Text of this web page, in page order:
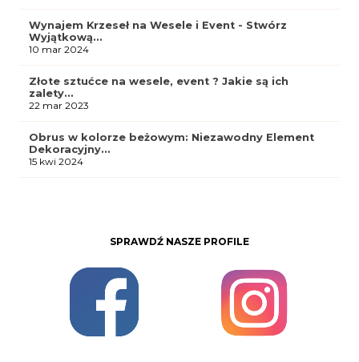
Wynajem Krzeseł na Wesele i Event - Stwórz
Wyjątkową…
10 mar 2024
Złote sztućce na wesele, event ? Jakie są ich
zalety…
22 mar 2023
Obrus w kolorze beżowym: Niezawodny Element
Dekoracyjny…
15 kwi 2024
SPRAWDŹ NASZE PROFILE